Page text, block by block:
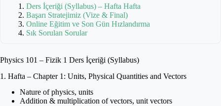
Ders İçeriği (Syllabus) – Hafta Hafta
Başarı Stratejimiz (Vize & Final)
Online Eğitim ve Son Gün Hızlandırma
Sık Sorulan Sorular
Physics 101 – Fizik 1 Ders İçeriği (Syllabus)
1. Hafta – Chapter 1: Units, Physical Quantities and Vectors
Nature of physics, units
Addition & multiplication of vectors, unit vectors